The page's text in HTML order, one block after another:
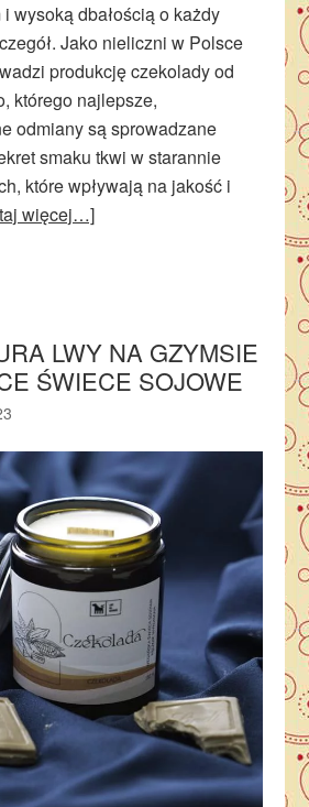
wysoką dbałością o każdy
Jako nieliczni w Polsce
produkcję czekolady od
którego najlepsze,
odmiany są sprowadzane
smaku tkwi w starannie
które wpływają na jakość i
więcej…]
LWY NA GZYMSIE
ŚWIECE SOJOWE